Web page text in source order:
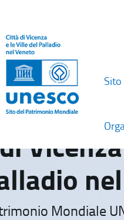
Mondiale